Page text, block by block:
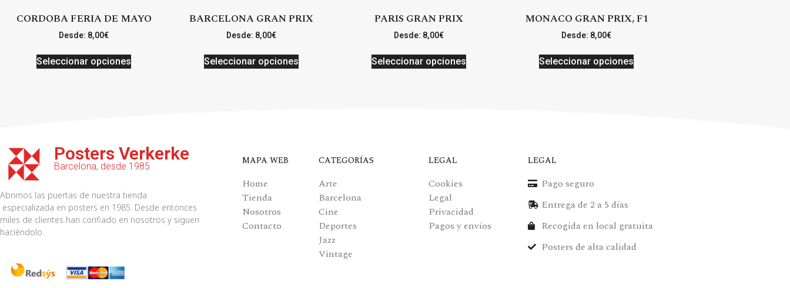
CORDOBA FERIA DE MAYO
Desde: 8,00€
Seleccionar opciones
BARCELONA GRAN PRIX
Desde: 8,00€
Seleccionar opciones
PARIS GRAN PRIX
Desde: 8,00€
Seleccionar opciones
MONACO GRAN PRIX, F1
Desde: 8,00€
Seleccionar opciones
Posters Verkerke
Barcelona, desde 1985
Abrimos las puertas de nuestra tienda
especializada en posters en 1985. Desde entonces
miles de clientes han confiado en nosotros y siguen
haciéndolo.
MAPA WEB
Home
Tienda
Nosotros
Contacto
CATEGORÍAS
Arte
Barcelona
Cine
Deportes
Jazz
Vintage
LEGAL
Cookies
Legal
Privacidad
Pagos y envíos
LEGAL
Pago seguro
Entrega de 2 a 5 días
Recogida en local gratuita
Posters de alta calidad